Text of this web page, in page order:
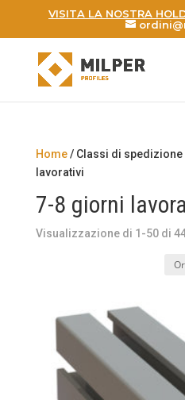
VISITA LA NOSTRA
Products
search
Home/ Classi di
lavorativi
7-8 giorni
Visualizzazione di 1-50 di